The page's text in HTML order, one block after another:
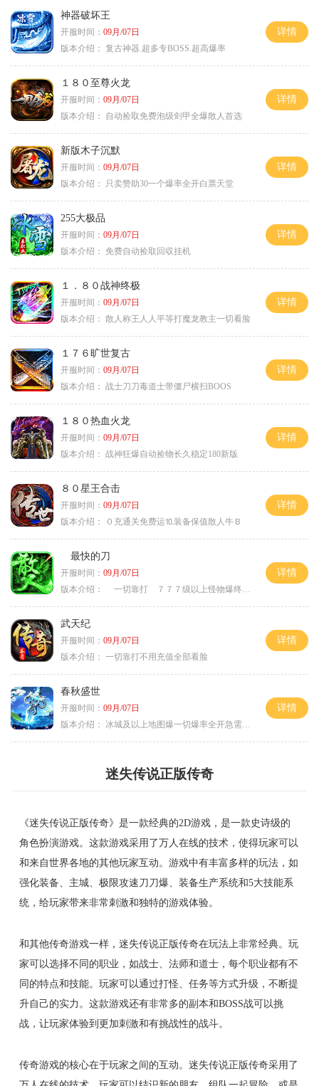
神器破坏王
开服时间： 09月/07日
版本介绍： 复古神器.超多专BOSS.超高爆率
详情
１８０至尊火龙
开服时间： 09月/07日
版本介绍：
自动捡取免费泡级剑甲全爆散人首选
详情
新版木子沉默
开服时间： 09月/07日
版本介绍：
只卖赞助30一个爆率全开白票天堂
详情
255大极品
开服时间： 09月/07日
版本介绍： 免费自动捡取回収挂机
详情
１．８０战神终极
开服时间： 09月/07日
版本介绍： 散人称王人人平等打魔龙教主一切看脸
详情
１７６旷世复古
开服时间： 09月/07日
版本介绍： 战士刀刀毒道士带僵尸横扫BOOS
详情
１８０热血火龙
开服时间： 09月/07日
版本介绍： 战神狂爆自动捡物长久稳定180新版
详情
８０星王合击
开服时间： 09月/07日
版本介绍：
０充通关免费运⒑装备保值散人牛Ｂ
详情
最快的刀
开服时间： 09月/07日
版本介绍：
一切靠打 ７７７级以上怪物爆终极
详情
武天纪
开服时间： 09月/07日
版本介绍： 一切靠打不用充值全部看脸
详情
春秋盛世
开服时间： 09月/07日
版本介绍：
冰城及以上地图爆一切爆率全开急需材料
详情
迷失传说正版传奇
《迷失传说正版传奇》是一款经典的2D游戏，是一款史诗级的
角色扮演游戏。这款游戏采用了万人在线的技术，使得玩家可以
和来自世界各地的其他玩家互动。游戏中有丰富多样的玩法，如
强化装备、主城、极限攻速刀刀爆、装备生产系统和5大技能系
统，给玩家带来非常刺激和独特的游戏体验。
和其他传奇游戏一样，迷失传说正版传奇在玩法上非常经典。玩
家可以选择不同的职业，如战士、法师和道士，每个职业都有不
同的特点和技能。玩家可以通过打怪、任务等方式升级，不断提
升自己的实力。这款游戏还有非常多的副本和BOSS战可以挑
战，让玩家体验到更加刺激和有挑战性的战斗。
传奇游戏的核心在于玩家之间的互动。迷失传说正版传奇采用了